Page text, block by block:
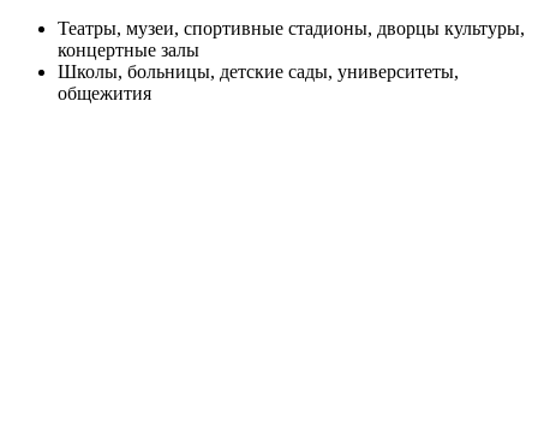
Театры, музеи, спортивные стадионы, дворцы культуры,
концертные залы
Школы, больницы, детские сады, университеты,
общежития